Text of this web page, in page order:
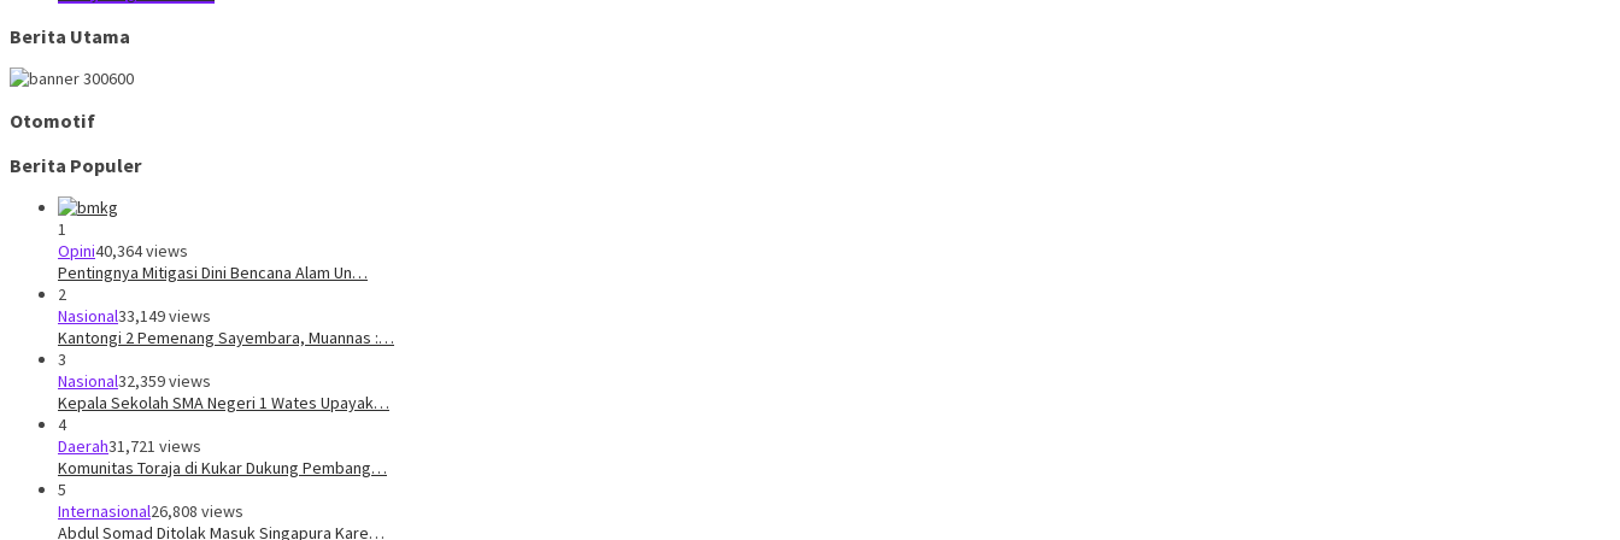
Berita Utama
Otomotif
Berita Populer
1
Opini40,364 views
Pentingnya Mitigasi Dini Bencana Alam Un…
2
Nasional33,149 views
Kantongi 2 Pemenang Sayembara, Muannas :…
3
Nasional32,359 views
Kepala Sekolah SMA Negeri 1 Wates Upayak…
4
Daerah31,721 views
Komunitas Toraja di Kukar Dukung Pembang…
5
Internasional26,808 views
Abdul Somad Ditolak Masuk Singapura Kare…